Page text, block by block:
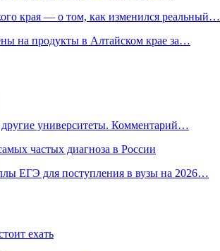
края — о том, как изменился реальный…
на продукты в Алтайском крае за…
университеты. Комментарий…
частых диагноза в России
ЕГЭ для поступления в вузы на 2026…
ехать